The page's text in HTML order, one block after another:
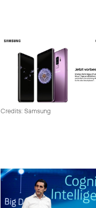
Credits: Samsung